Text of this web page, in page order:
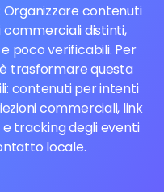
contenuti
distinti,
poco verificabili. Per
trasformare questa
contenuti per intenti
commerciali, link
tracking degli eventi
locale.